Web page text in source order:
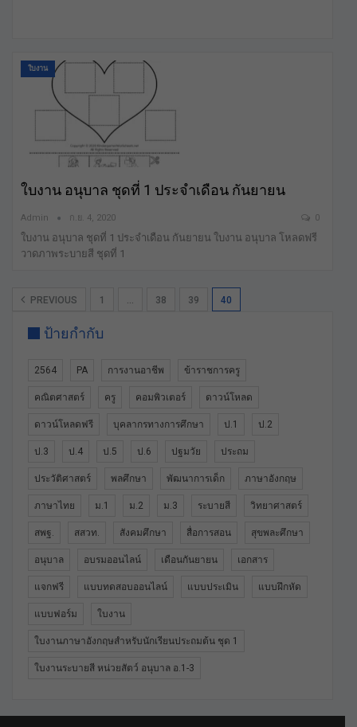
ใบงาน
ใบงาน อนุบาล ชุดที่ 1 ประจำเดือน กันยายน
Admin ก.ย. 4, 2020 0
ใบงาน อนุบาล ชุดที่ 1 ประจำเดือน กันยายน ใบงาน อนุบาล โหลดฟรี
วาดภาพระบายสี ชุดที่ 1
PREVIOUS 1 … 38 39 40
ป้ายกำกับ
2564 PA การงานอาชีพ ข้าราชการครู
คณิตศาสตร์ ครู คอมพิวเตอร์ ดาวน์โหลด
ดาวน์โหลดฟรี บุคลากรทางการศึกษา ป.1 ป.2
ป.3 ป.4 ป.5 ป.6 ปฐมวัย ประถม
ประวัติศาสตร์ พลศึกษา พัฒนาการเด็ก ภาษาอังกฤษ
ภาษาไทย ม.1 ม.2 ม.3 ระบายสี วิทยาศาสตร์
สพฐ. สสวท. สังคมศึกษา สื่อการสอน สุขพละศึกษา
อนุบาล อบรมออนไลน์ เดือนกันยายน เอกสาร
แจกฟรี แบบทดสอบออนไลน์ แบบประเมิน แบบฝึกหัด
แบบฟอร์ม ใบงาน
ใบงานภาษาอังกฤษสำหรับนักเรียนประถมต้น ชุด 1
ใบงานระบายสี หน่วยสัตว์ อนุบาล อ.1-3